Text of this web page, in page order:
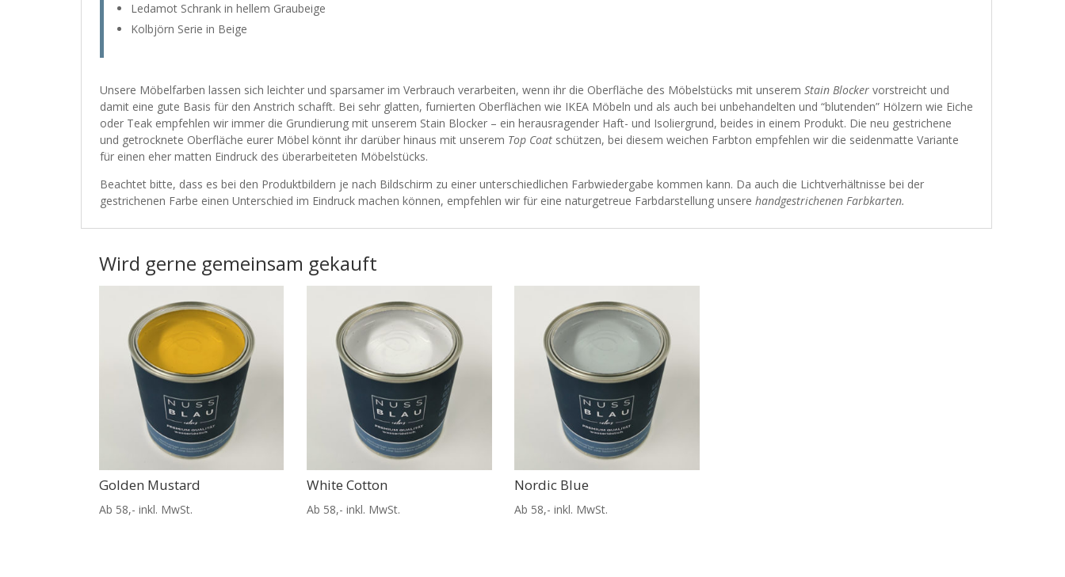
Ledamot Schrank in hellem Graubeige
Kolbjörn Serie in Beige
Unsere Möbelfarben lassen sich leichter und sparsamer im Verbrauch verarbeiten, wenn ihr die Oberfläche des Möbelstücks mit unserem Stain Blockervorstreicht und
damit eine gute Basis für den Anstrich schafft. Bei sehr glatten, furnierten Oberflächen wie IKEA Möbeln und als auch bei unbehandelten und “blutenden” Hölzern wie Eiche
oder Teak empfehlen wir immer die Grundierung mit unserem Stain Blocker – ein herausragender Haft- und Isoliergrund, beides in einem Produkt. Die neu gestrichene
und getrocknete Oberfläche eurer Möbel könnt ihr darüber hinaus mit unserem Top Coatschützen, bei diesem weichen Farbton empfehlen wir die seidenmatte Variante
für einen eher matten Eindruck des überarbeiteten Möbelstücks.
Beachtet bitte, dass es bei den Produktbildern je nach Bildschirm zu einer unterschiedlichen Farbwiedergabe kommen kann. Da auch die Lichtverhältnisse bei der
gestrichenen Farbe einen Unterschied im Eindruck machen können, empfehlen wir für eine naturgetreue Farbdarstellung unsere handgestrichenen Farbkarten.
Wird gerne gemeinsam gekauft
Golden Mustard
Ab 58,- inkl. MwSt.
White Cotton
Ab 58,- inkl. MwSt.
Nordic Blue
Ab 58,- inkl. MwSt.